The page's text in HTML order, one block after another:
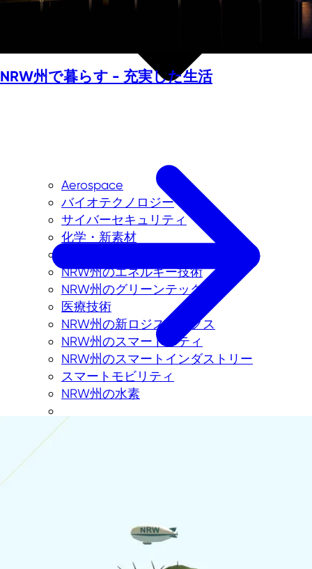
Aerospace
バイオテクノロジー
サイバーセキュリティ
化学・新素材
NRW州のエネルギー技術
NRW州のグリーンテック
医療技術
NRW州の新ロジスティクス
NRW州のスマートシティ
NRW州のスマートインダストリー
スマートモビリティ
NRW州の水素
NRW州での投資
NRW州で暮らす - 充実した生活